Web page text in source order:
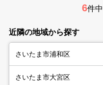
6件中
近隣の地域から探す
さいたま市浦和区
さいたま市大宮区